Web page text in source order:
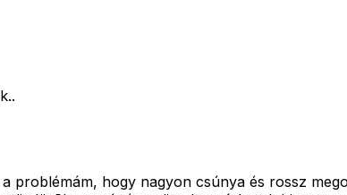
problémám, hogy nagyon csúnya és rossz